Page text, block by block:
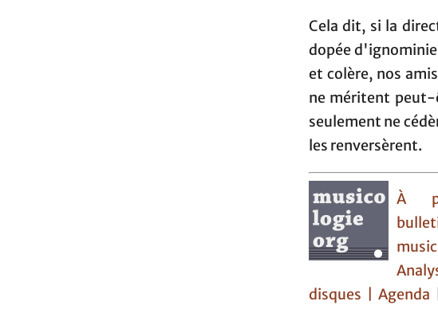
Cela dit, si la
dopée
et colère, nos
ne méritent peut-
seulement ne
les renversèrent.
À
disques |Agenda